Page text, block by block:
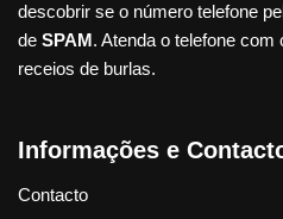
descobrir se o número telefone
de SPAM. Atenda o telefone
receios de burlas.
Informações e
Contacto